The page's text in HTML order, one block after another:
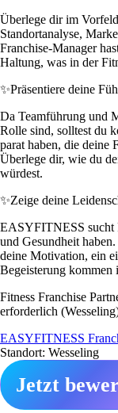
Überlege dir im
Standortanalyse,
Franchise-Manager
Haltung, was in der
✨Präsentiere deine
Da Teamführung und
Rolle sind, solltest du
parat haben, die deine
Überlege dir, wie du
würdest.
✨Zeige deine
EASYFITNESS sucht
und Gesundheit
deine Motivation, ein
Begeisterung kommen
Fitness Franchise
erforderlich
EASYFITNESS
Standort: Wesseling
Jetzt